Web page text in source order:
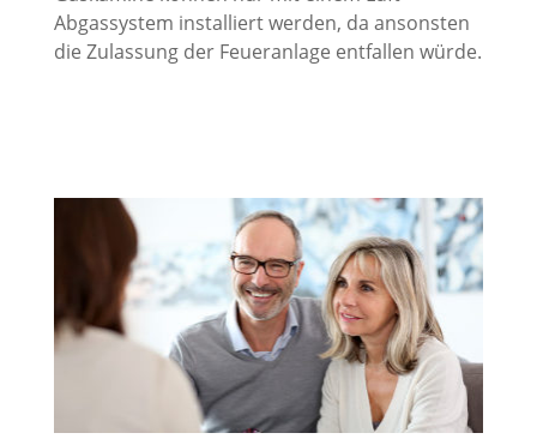
Abgassystem installiert werden, da ansonsten
die Zulassung der Feueranlage entfallen würde.